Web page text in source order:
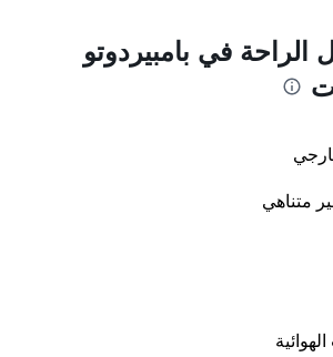
الراحة في بامبيردوتو
متناهي